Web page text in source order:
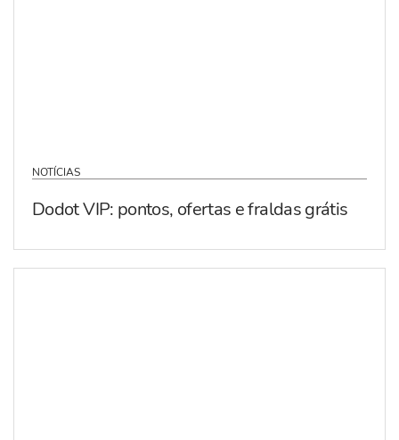
NOTÍCIAS
Dodot VIP: pontos, ofertas e fraldas grátis